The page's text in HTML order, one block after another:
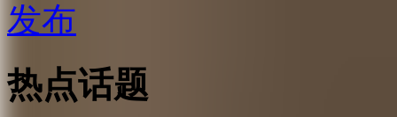
发布
热点话题